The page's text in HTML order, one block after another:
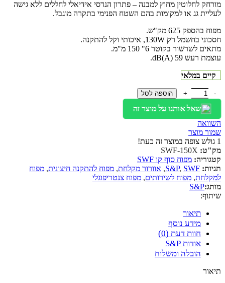
מורחק לחלוטין מחוץ למבנה – פתרון הנדסי אידיאלי לחללים ללא גישה
לעליית גג או למקומות בהם השטח הפנימי בתקרה מוגבל.
מפוח בהספק 625 מק"ש.
חסכוני בחשמל רק 130W, איכותי וקל להתקנה.
מתאים לשרשור בקוטר 6" 150 מ"מ.
עוצמת רעש 59 dB(A).
קיים במלאי
כמות של מפוח סוף תעלה SWF 150X
הוספה לסל
שאל אותנו על מוצר זה
השוואה
שמור מוצר
1 גולש צופה במוצר זה כעת!
מק"ט: SWF-150X
קטגוריה: מפוח סוף קו SWF
תגיות:
S&P, SWF
, אוורור מקלחת, מפוח להתקנה חיצונית, מפוח
למקלחת, מפוח לשירותים, מפוח צנטריפוגלי
מותג:S&P
שיתוף:
תיאור
מידע נוסף
חוות דעת (0)
אודות S&P
הובלה ומשלוח
תיאור